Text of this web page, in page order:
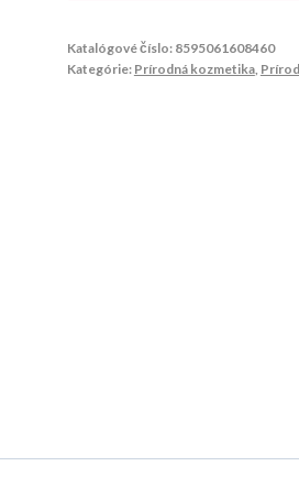
Katalógové číslo: 8595061608460
Kategórie: Prírodná kozmetika,